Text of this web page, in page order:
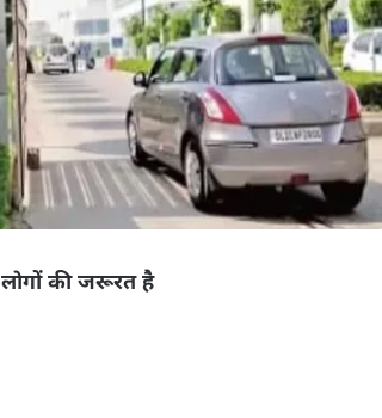
की जरूरत है